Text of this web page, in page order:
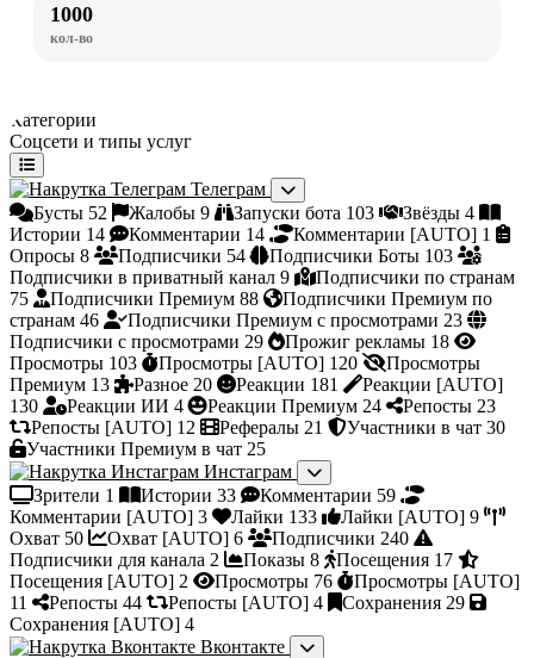
1000
кол-во
Категории
Соцсети и типы услуг
Телеграм
Бусты 52 Жалобы 9 Запуски бота 103 Звёзды 4
Истории 14 Комментарии 14 Комментарии [AUTO] 1
Опросы 8 Подписчики 54 Подписчики Боты 103
Подписчики в приватный канал 9
Подписчики по странам
75
Подписчики Премиум 88
Подписчики Премиум по
странам 46 Подписчики Премиум с просмотрами 23
Подписчики с просмотрами 29 Прожиг рекламы 18
Просмотры 103 Просмотры [AUTO] 120
Просмотры
Премиум 13 Разное 20 Реакции 181
Реакции [AUTO]
130
Реакции ИИ 4 Реакции Премиум 24 Репосты 23
Репосты [AUTO] 12 Рефералы 21 Участники в чат 30
Участники Премиум в чат 25
Инстаграм
Зрители 1 Истории 33 Комментарии 59
Комментарии [AUTO] 3 Лайки 133 Лайки [AUTO] 9
Охват 50 Охват [AUTO] 6 Подписчики 240
Подписчики для канала 2 Показы 8 Посещения 17
Посещения [AUTO] 2 Просмотры 76
Просмотры [AUTO]
11
Репосты 44 Репосты [AUTO] 4 Сохранения 29
Сохранения [AUTO] 4
Вконтакте